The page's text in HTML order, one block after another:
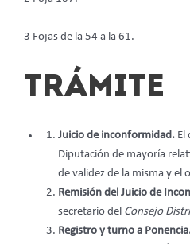
3 Fojas de la 54 a la 61.
TRÁMITE
Juicio de inconformidad. El
Diputación de mayoría
de validez de la misma y el
Remisión del Juicio de
secretario del Consejo
Registro y turno a